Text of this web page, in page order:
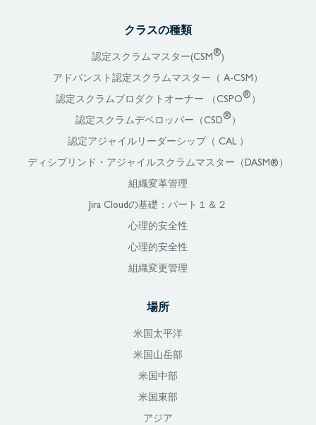
クラスの種類
認定スクラムマスター(CSM®)
アドバンスト認定スクラムマスター（ A-CSM）
認定スクラムプロダクトオーナー （CSPO® ）
認定スクラムデベロッパー（CSD® ）
認定アジャイルリーダーシップ（ CAL ）
ディシプリンド・アジャイルスクラムマスター（DASM®）
組織変革管理
Jira Cloudの基礎：パート１＆２
心理的安全性
心理的安全性
組織変更管理
場所
米国太平洋
米国山岳部
米国中部
米国東部
アジア